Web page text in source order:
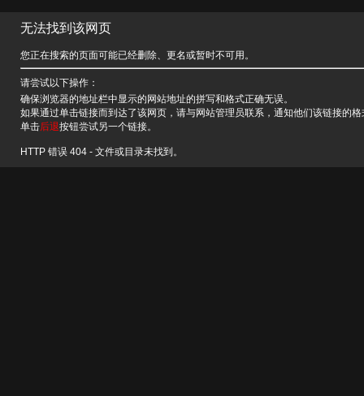
无法找到该网页
您正在搜索的页面可能已经删除、更名或暂时不可用。
请尝试以下操作：
确保浏览器的地址栏中显示的网站地址的拼写和格式正确无误。
如果通过单击链接而到达了该网页，请与网站管理员联系，通知他们该链接的
单击后退按钮尝试另一个链接。
HTTP 错误 404 - 文件或目录未找到。